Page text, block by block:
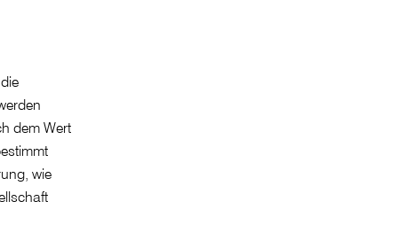
dem Wert
wie